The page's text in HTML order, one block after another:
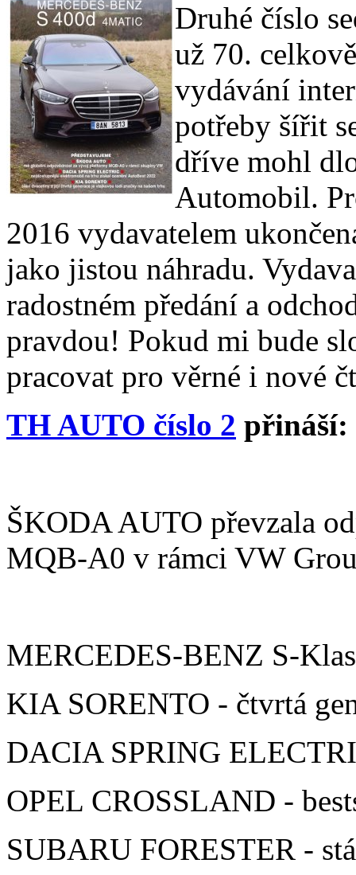
Druhé číslo
už 70.
vydávání
potřeby šířit
dříve mohl
Automobil.
2016 vydavatelem
jako jistou náhradu.
radostném předání a
pravdou! Pokud mi bude
pracovat pro věrné i nové
TH AUTO číslo 2 přináší:
ŠKODA AUTO převzala
MQB-A0 v rámci VW
MERCEDES-BENZ S-
KIA SORENTO - čtvrtá
DACIA SPRING
OPEL CROSSLAND -
SUBARU FORESTER -